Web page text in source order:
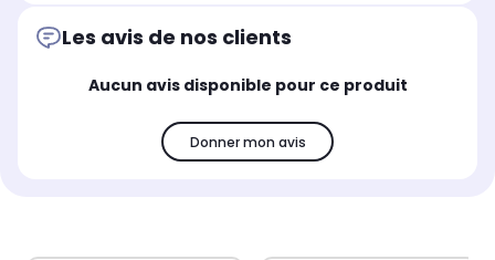
Les avis de nos clients
Aucun avis disponible pour ce produit
Donner mon avis